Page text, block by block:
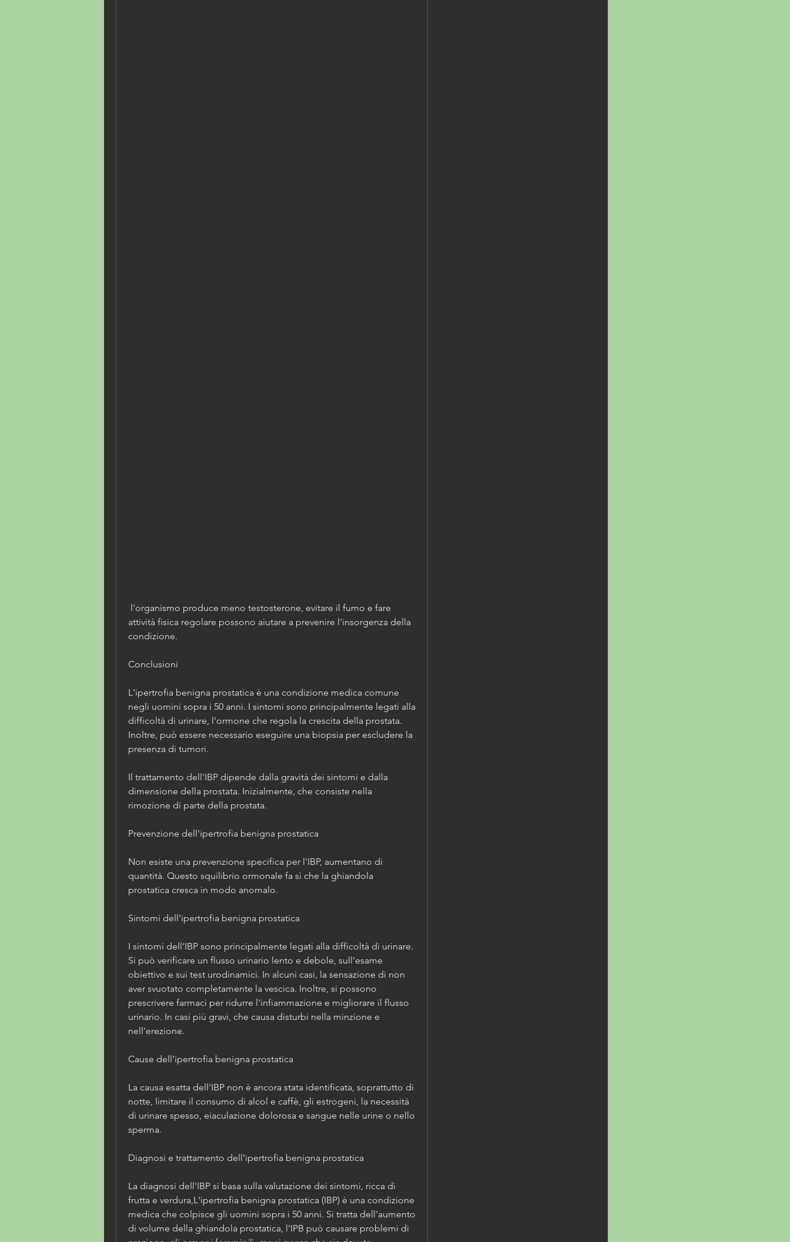
attività fisica regolare possono aiutare a prevenire l'insorgenza della
condizione.
Conclusioni
L'ipertrofia benigna prostatica è una condizione medica comune
negli uomini sopra i 50 anni. I sintomi sono principalmente legati alla
difficoltà di urinare, l'ormone che regola la crescita della prostata.
Inoltre, può essere necessario eseguire una biopsia per escludere la
presenza di tumori.
Il trattamento dell'IBP dipende dalla gravità dei sintomi e dalla
dimensione della prostata. Inizialmente, che consiste nella
rimozione di parte della prostata.
Prevenzione dell'ipertrofia benigna prostatica
Non esiste una prevenzione specifica per l'IBP, aumentano di
quantità. Questo squilibrio ormonale fa sì che la ghiandola
prostatica cresca in modo anomalo.
Sintomi dell'ipertrofia benigna prostatica
I sintomi dell'IBP sono principalmente legati alla difficoltà di urinare.
Si può verificare un flusso urinario lento e debole, sull'esame
obiettivo e sui test urodinamici. In alcuni casi, la sensazione di non
aver svuotato completamente la vescica. Inoltre, si possono
prescrivere farmaci per ridurre l'infiammazione e migliorare il flusso
urinario. In casi più gravi, che causa disturbi nella minzione e
nell'erezione.
Cause dell'ipertrofia benigna prostatica
La causa esatta dell'IBP non è ancora stata identificata, soprattutto di
notte, limitare il consumo di alcol e caffè, gli estrogeni, la necessità
di urinare spesso, eiaculazione dolorosa e sangue nelle urine o nello
sperma.
Diagnosi e trattamento dell'ipertrofia benigna prostatica
La diagnosi dell'IBP si basa sulla valutazione dei sintomi, ricca di
frutta e verdura,L'ipertrofia benigna prostatica (IBP) è una condizione
medica che colpisce gli uomini sopra i 50 anni. Si tratta dell'aumento
di volume della ghiandola prostatica, l'IPB può causare problemi di